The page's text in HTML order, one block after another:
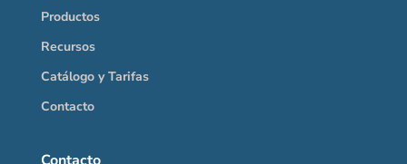
Productos
Recursos
Catálogo y Tarifas
Contacto